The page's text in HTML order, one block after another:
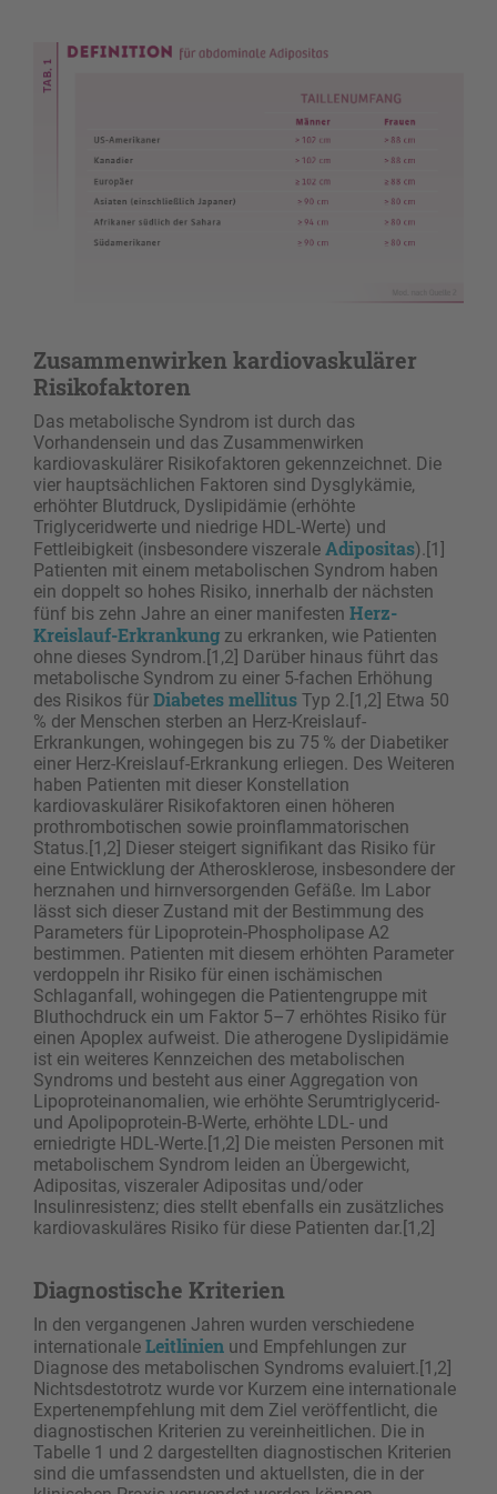
Zusammenwirken kardiovaskulärer
Risikofaktoren
Das metabolische Syndrom ist durch das
Vorhandensein und das Zusammenwirken
kardiovaskulärer Risikofaktoren gekennzeichnet. Die
vier hauptsächlichen Faktoren sind Dysglykämie,
erhöhter Blutdruck, Dyslipidämie (erhöhte
Triglyceridwerte und niedrige HDL-Werte) und
Fettleibigkeit (insbesondere viszerale Adipositas).[1]
Patienten mit einem metabolischen Syndrom haben
ein doppelt so hohes Risiko, innerhalb der nächsten
fünf bis zehn Jahre an einer manifesten Herz-
Kreislauf-Erkrankung zu erkranken, wie Patienten
ohne dieses Syndrom.[1,2] Darüber hinaus führt das
metabolische Syndrom zu einer 5-fachen Erhöhung
des Risikos für Diabetes mellitus Typ 2.[1,2] Etwa 50
% der Menschen sterben an Herz-Kreislauf-
Erkrankungen, wohingegen bis zu 75 % der Diabetiker
einer Herz-Kreislauf-Erkrankung erliegen. Des Weiteren
haben Patienten mit dieser Konstellation
kardiovaskulärer Risikofaktoren einen höheren
prothrombotischen sowie proinflammatorischen
Status.[1,2] Dieser steigert signifikant das Risiko für
eine Entwicklung der Atherosklerose, insbesondere der
herznahen und hirnversorgenden Gefäße. Im Labor
lässt sich dieser Zustand mit der Bestimmung des
Parameters für Lipoprotein-Phospholipase A2
bestimmen. Patienten mit diesem erhöhten Parameter
verdoppeln ihr Risiko für einen ischämischen
Schlaganfall, wohingegen die Patientengruppe mit
Bluthochdruck ein um Faktor 5–7 erhöhtes Risiko für
einen Apoplex aufweist. Die atherogene Dyslipidämie
ist ein weiteres Kennzeichen des metabolischen
Syndroms und besteht aus einer Aggregation von
Lipoproteinanomalien, wie erhöhte Serumtriglycerid-
und Apolipoprotein-B-Werte, erhöhte LDL- und
erniedrigte HDL-Werte.[1,2] Die meisten Personen mit
metabolischem Syndrom leiden an Übergewicht,
Adipositas, viszeraler Adipositas und/oder
Insulinresistenz; dies stellt ebenfalls ein zusätzliches
kardiovaskuläres Risiko für diese Patienten dar.[1,2]
Diagnostische Kriterien
In den vergangenen Jahren wurden verschiedene
internationale Leitlinien und Empfehlungen zur
Diagnose des metabolischen Syndroms evaluiert.[1,2]
Nichtsdestotrotz wurde vor Kurzem eine internationale
Expertenempfehlung mit dem Ziel veröffentlicht, die
diagnostischen Kriterien zu vereinheitlichen. Die in
Tabelle 1 und 2 dargestellten diagnostischen Kriterien
sind die umfassendsten und aktuellsten, die in der